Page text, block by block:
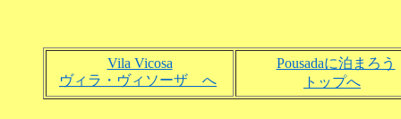
Vila Vicosa
ヴィラ・ヴィソーザ へ
Pousadaに泊まろう
トップへ